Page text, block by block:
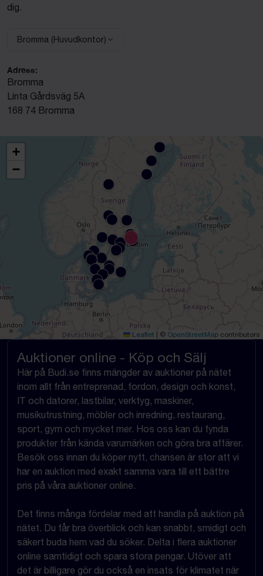
dig.
Välj anläggning:
Bromma (Huvudkontor)
Adress:
Bromma
Linta Gårdsväg 5A
168 74 Bromma
+
−
Leaflet | © OpenStreetMap contributors
Auktioner online - Köp och Sälj
Här på Budi.se finns mängder av auktioner på nätet
inom allt från entreprenad, fordon, design och konst,
IT och datorer, lastbilar, verktyg, maskiner,
musikutrustning, möbler och inredning, restaurang,
sport, gym och mycket mer. Hos oss kan du fynda
produkter från kända varumärken och göra bra affärer.
Besök oss innan du köper nytt, chansen är stor att vi
har en auktion med exakt samma vara till ett bättre
pris på våra auktioner online.
Det finns många fördelar med att handla på auktion på
nätet. Du får bra överblick och kan snabbt, smidigt och
säkert buda hem vad du söker. Delta i flera auktioner
online samtidigt och spara stora pengar. Utöver att
det är billigare gör du också en insats för klimatet när